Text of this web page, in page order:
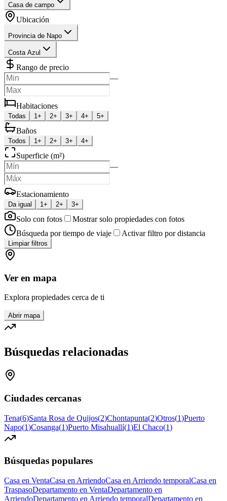
Casa de campo
Ubicación
Provincia de Napo
Costa Azul
Rango de precio
—
Habitaciones
Todas 1+ 2+ 3+ 4+ 5+
Baños
Todos 1+ 2+ 3+ 4+
Superficie (m²)
—
Estacionamiento
Da igual 1+ 2+ 3+
Solo con fotos
Mostrar solo propiedades con fotos
Búsqueda por tiempo de viaje
Activar filtro por distancia
Limpiar filtros
Ver en mapa
Explora propiedades cerca de ti
Abrir mapa
Búsquedas relacionadas
Ciudades cercanas
Tena(6)Santa Rosa de Quijos(2)Chontapunta(2)Otros(1)Puerto
Napo(1)Cosanga(1)Puerto Misahuallí(1)El Chaco(1)
Búsquedas populares
Casa en VentaCasa en ArriendoCasa en Arriendo temporalCasa en
TraspasoDepartamento en VentaDepartamento en
ArriendoDepartamento en Arriendo temporalDepartamento en